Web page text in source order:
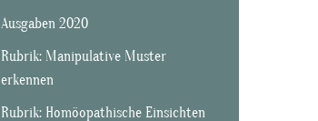
Ausgaben 2020
Rubrik: Manipulative Muster
erkennen
Rubrik: Homöopathische Einsichten